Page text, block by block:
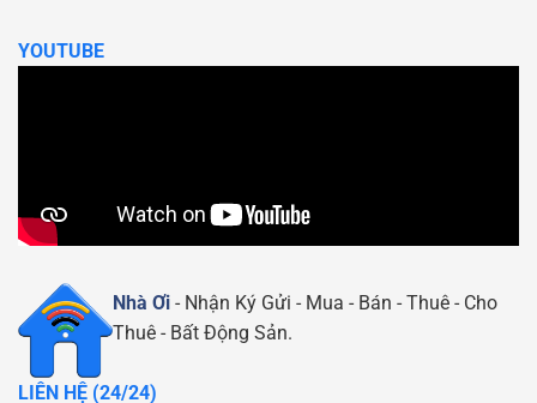
YOUTUBE
Nhà Ơi - Nhận Ký Gửi - Mua - Bán - Thuê - Cho
Thuê - Bất Động Sản.
LIÊN HỆ (24/24)